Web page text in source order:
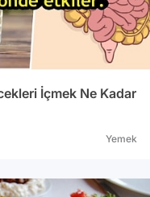
İçmek Ne Kadar
Yemek